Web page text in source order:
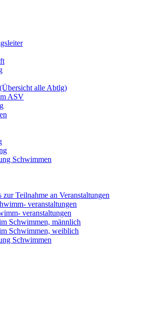
alle Abtlg)
ASV
Schwimmen
zur Teilnahme an Veranstaltungen
veranstaltungen
veranstaltungen
Schwimmen, männlich
Schwimmen, weiblich
Schwimmen